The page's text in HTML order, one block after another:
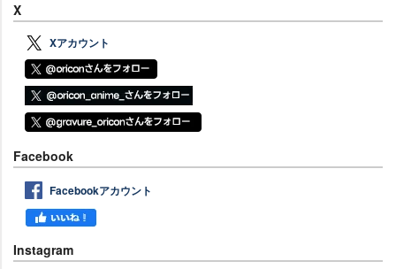
X
Xアカウント
Facebook
Facebookアカウント
Instagram